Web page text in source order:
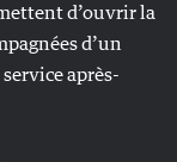
d’ouvrir la
d’un
après-